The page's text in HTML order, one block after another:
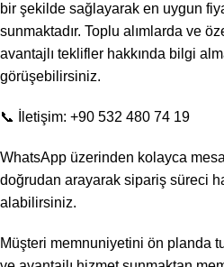
bir şekilde sağlayarak en uygun
sunmaktadır. Toplu alımlarda ve
avantajlı teklifler hakkında bilgi
görüşebilirsiniz.
📞 İletişim: +90 532 480 74 19
WhatsApp üzerinden kolayca
doğrudan arayarak sipariş süreci
alabilirsiniz.
Müşteri memnuniyetini ön planda